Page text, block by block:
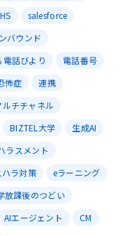
salesforce
バウンド
電話びより
電話番号
怖症
連携
ルチチャネル
BIZTEL大学
生成AI
ラスメント
ハラ対策
eラーニング
放課後のつどい
AIエージェント
CM